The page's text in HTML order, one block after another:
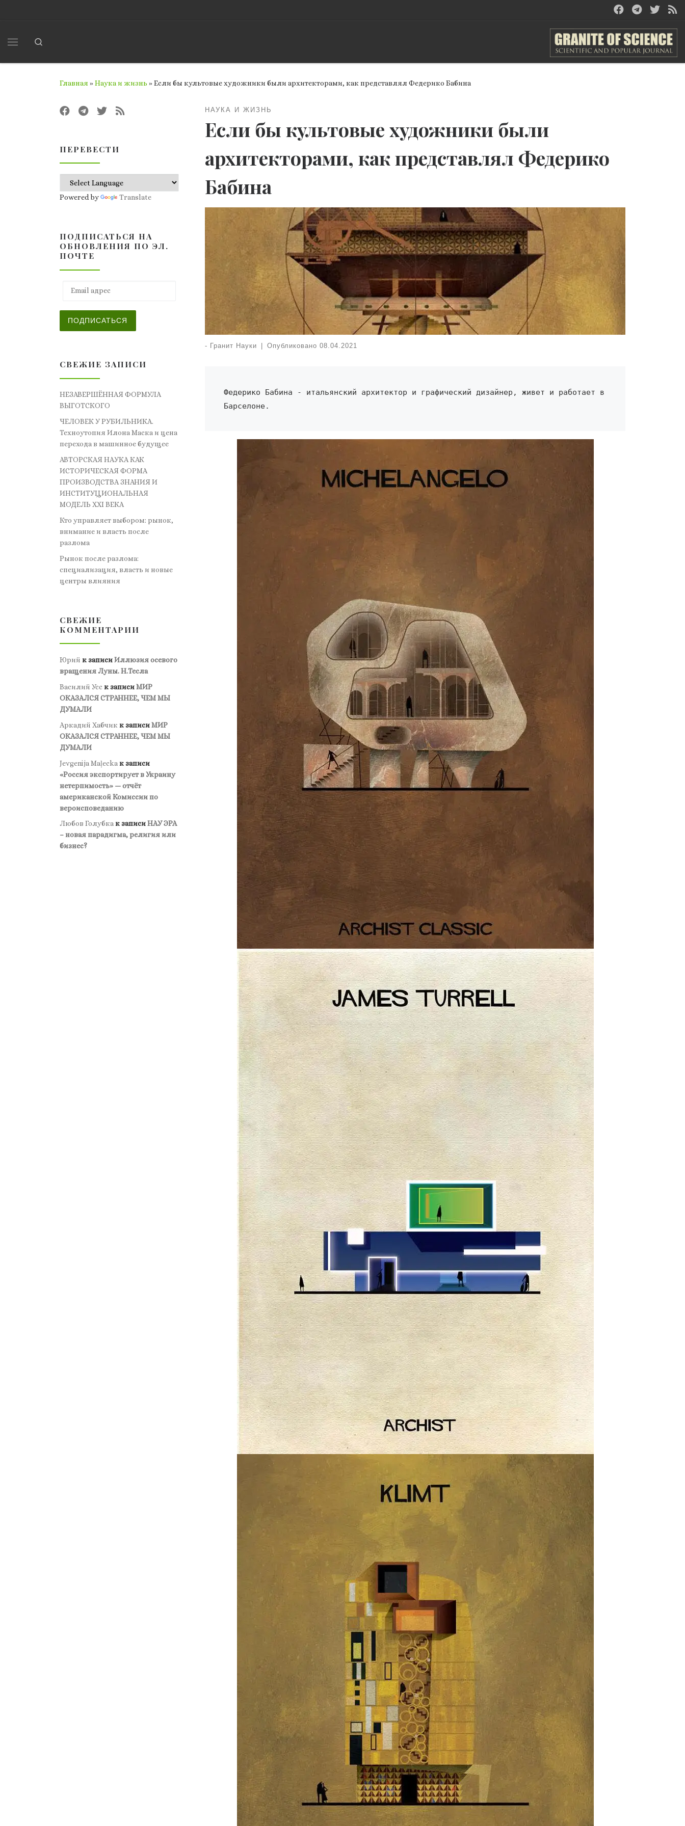
Главная »Наука и жизнь »Если бы культовые художники были архитекторами, как представлял Федерико Бабина
НАУКА И ЖИЗНЬ
Если бы культовые художники были
архитекторами, как представлял Федерико
Бабина
- Гранит Науки Опубликовано 08.04.2021
Федерико Бабина - итальянский архитектор и графический дизайнер, живет и работает в
Барселоне.
ПЕРЕВЕСТИ
Powered by Translate
ПОДПИСАТЬСЯ НА
ОБНОВЛЕНИЯ ПО ЭЛ.
ПОЧТЕ
ПОДПИСАТЬСЯ
СВЕЖИЕ ЗАПИСИ
НЕЗАВЕРШЁННАЯ ФОРМУЛА
ВЫГОТСКОГО
ЧЕЛОВЕК У РУБИЛЬНИКА.
Техноутопия Илона Маска и цена
перехода в машинное будущее
АВТОРСКАЯ НАУКА КАК
ИСТОРИЧЕСКАЯ ФОРМА
ПРОИЗВОДСТВА ЗНАНИЯ И
ИНСТИТУЦИОНАЛЬНАЯ
МОДЕЛЬ XXI ВЕКА
Кто управляет выбором: рынок,
внимание и власть после
разлома
Рынок после разлома:
специализация, власть и новые
центры влияния
СВЕЖИЕ
КОММЕНТАРИИ
Юрий к записиИллюзия осевого
вращения Луны. Н.Тесла
Василий Усс к записиМИР
ОКАЗАЛСЯ СТРАННЕЕ, ЧЕМ МЫ
ДУМАЛИ
Аркадий Хабчик к записиМИР
ОКАЗАЛСЯ СТРАННЕЕ, ЧЕМ МЫ
ДУМАЛИ
Jevgenija Maļecka к записи
«Россия экспортирует в Украину
нетерпимость» — отчёт
американской Комиссии по
вероисповеданию
Любов Голубкак записиНАУ ЭРА
– новая парадигма, религия или
бизнес?